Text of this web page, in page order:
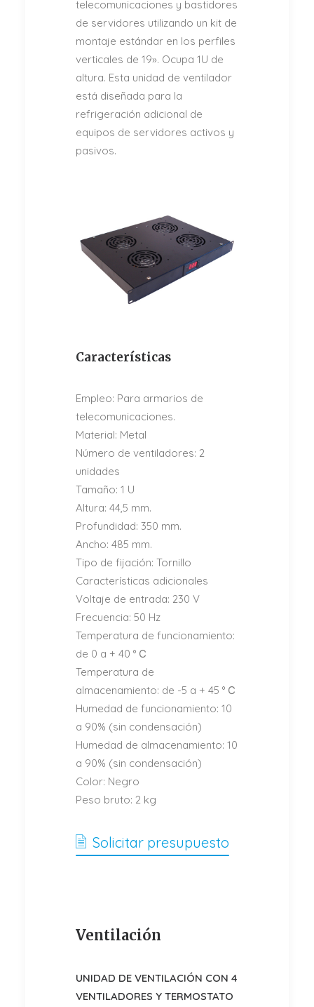
telecomunicaciones y bastidores
de servidores utilizando un kit de
montaje estándar en los perfiles
verticales de 19». Ocupa 1U de
altura. Esta unidad de ventilador
está diseñada para la
refrigeración adicional de
equipos de servidores activos y
pasivos.
Características
Empleo: Para armarios de
telecomunicaciones.
Material: Metal
Número de ventiladores: 2
unidades
Tamaño: 1 U
Altura: 44,5 mm.
Profundidad: 350 mm.
Ancho: 485 mm.
Tipo de fijación: Tornillo
Características adicionales
Voltaje de entrada: 230 V
Frecuencia: 50 Hz
Temperatura de funcionamiento:
de 0 a + 40 ° С
Temperatura de
almacenamiento: de -5 a + 45 ° С
Humedad de funcionamiento: 10
a 90% (sin condensación)
Humedad de almacenamiento: 10
a 90% (sin condensación)
Color: Negro
Peso bruto: 2 kg
Solicitar presupuesto
Ventilación
UNIDAD DE VENTILACIÓN CON 4
VENTILADORES Y TERMOSTATO